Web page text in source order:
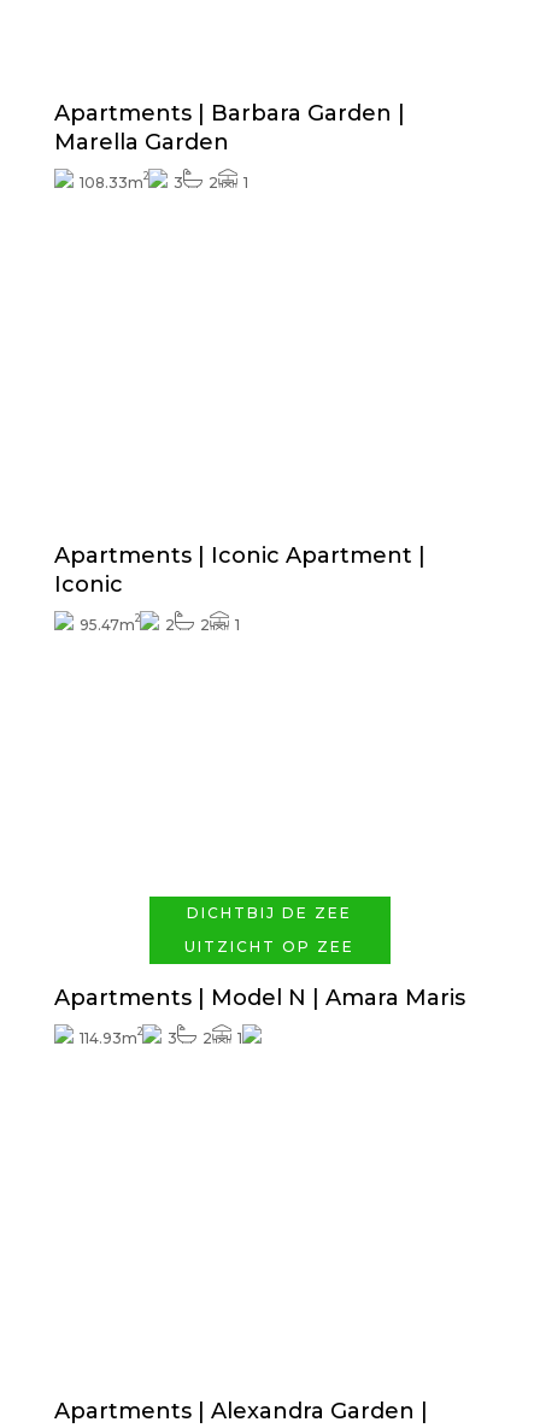
Apartments | Barbara Garden |
Marella Garden
108.33m2 3 2 1
Apartments | Iconic Apartment |
Iconic
95.47m2 2 2 1
DICHTBIJ DE ZEE
UITZICHT OP ZEE
Apartments | Model N | Amara Maris
114.93m2 3 2 1
Apartments | Alexandra Garden |